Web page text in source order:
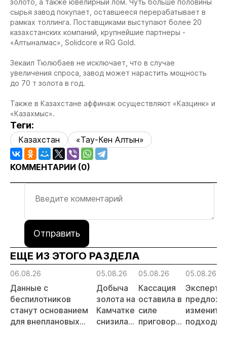
золото, а также ювелирный лом. Чуть больше половины
сырья завод покупает, оставшееся перерабатывает в
рамках толлинга. Поставщиками выступают более 20
казахстанских компаний, крупнейшие партнеры -
«Алтыналмас», Solidcore и RG Gold.
Зекаил Тюлюбаев не исключает, что в случае
увеличения спроса, завод может нарастить мощность
до 70 т золота в год.
Также в Казахстане аффинаж осуществляют «Казцинк» и
«Казахмыс».
Теги:
Казахстан «Тау-Кен Алтын»
КОММЕНТАРИИ (0)
Отправить
ЕЩЕ ИЗ ЭТОГО РАЗДЕЛА
06.08.26
Данные с
беспилотников
станут основанием
для внеплановых
05.08.26
Добыча
золота на
Камчатке
снизилась
05.08.26
Кассация
оставила в
силе
приговор
05.08.26
Эксперты
изменить
подходы